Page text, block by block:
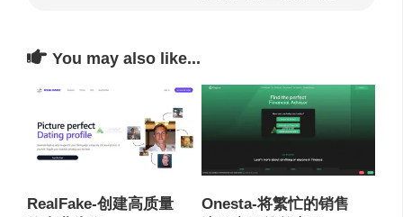
You may also like...
RealFake-创建高质量
Onesta-将繁忙的销售